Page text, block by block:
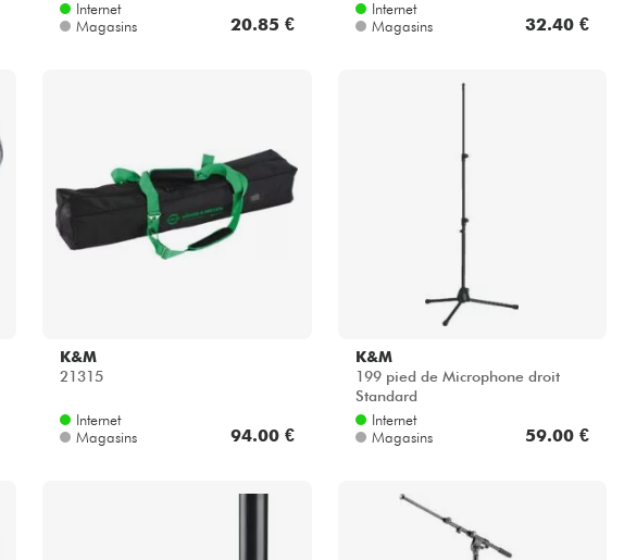
Internet
Magasins
20.85 €
Internet
Magasins
32.40 €
K&M
21315
Internet
Magasins
94.00 €
K&M
199 pied de Microphone droit
Standard
Internet
Magasins
59.00 €